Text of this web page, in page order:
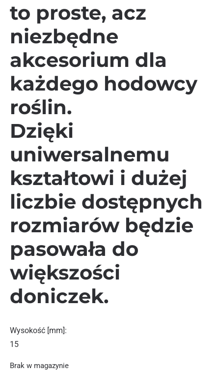
to proste, acz
niezbędne
akcesorium dla
każdego hodowcy
roślin.
Dzięki
uniwersalnemu
kształtowi i dużej
liczbie dostępnych
rozmiarów będzie
pasowała do
większości
doniczek.
Wysokość [mm]:
15
Brak w magazynie